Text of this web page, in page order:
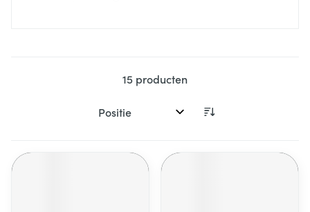
15 producten
Sorteer op: